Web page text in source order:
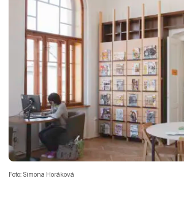
Foto: Simona Horáková